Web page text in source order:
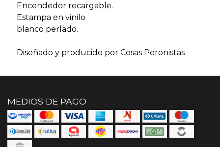
Encendedor recargable.
Estampa en vinilo
blanco perlado.
Diseñado y producido por Cosas Peronistas
MEDIOS DE PAGO